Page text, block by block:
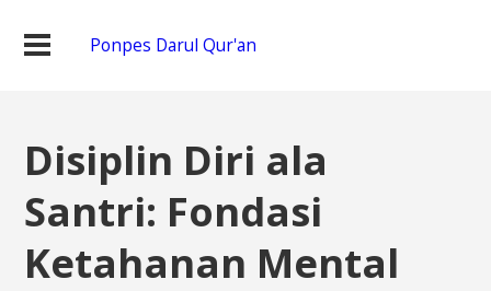
Ponpes Darul Qur'an
Disiplin Diri ala
Santri: Fondasi
Ketahanan Mental